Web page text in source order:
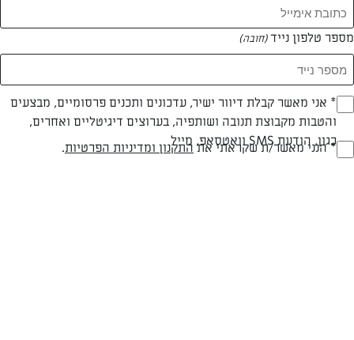
המאמרים של רחל שם טוב
0 מאמרים
מספר טלפון נייד(חובה)
(חובה)* אני מאשר קבלת דיוור ישיר, עדכונים ותכנים פרסומיים, מבצעים
והטבות מקבוצת תנובה ושותפיה, בערוצים דיגיטליים ואחרים,
כגון, הודעת SMS וואטסאפ, מייל(חובה)* הנני מאשר/ת שקראתי את התקנון ומדיניות הפרטיות.